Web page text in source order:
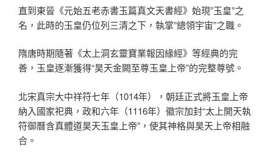
直到東晉《元始五老赤書玉篇真文天書經》始現”玉皇”之
名，此時的玉皇仍位列三清之下，執掌”總領宇宙”之職。
隋唐時期隨著《太上洞玄靈寶業報因緣經》等經典的完
善，玉皇逐漸獲得“昊天金闕至尊玉皇上帝”的完整尊號。
北宋真宗大中祥符七年（1014年），朝廷正式將玉皇上帝
納入國家祀典，政和六年（1116年）徽宗加封“太上開天執
符御曆含真體道昊天玉皇上帝”，使其神格與昊天上帝相融
合。